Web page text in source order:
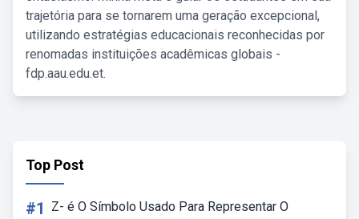
trajetória para se tornarem uma geração excepcional,
utilizando estratégias educacionais reconhecidas por
renomadas instituições acadêmicas globais -
fdp.aau.edu.et.
Top Post
#1 Z- é O Símbolo Usado Para Representar O